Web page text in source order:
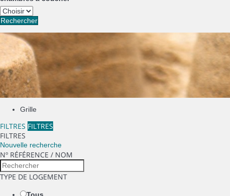
Rechercher
Grille
FILTRES FILTRES
FILTRES
Nouvelle recherche
Nº RÉFÉRENCE / NOM
TYPE DE LOGEMENT